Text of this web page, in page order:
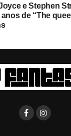
e Stephen
anos de “The